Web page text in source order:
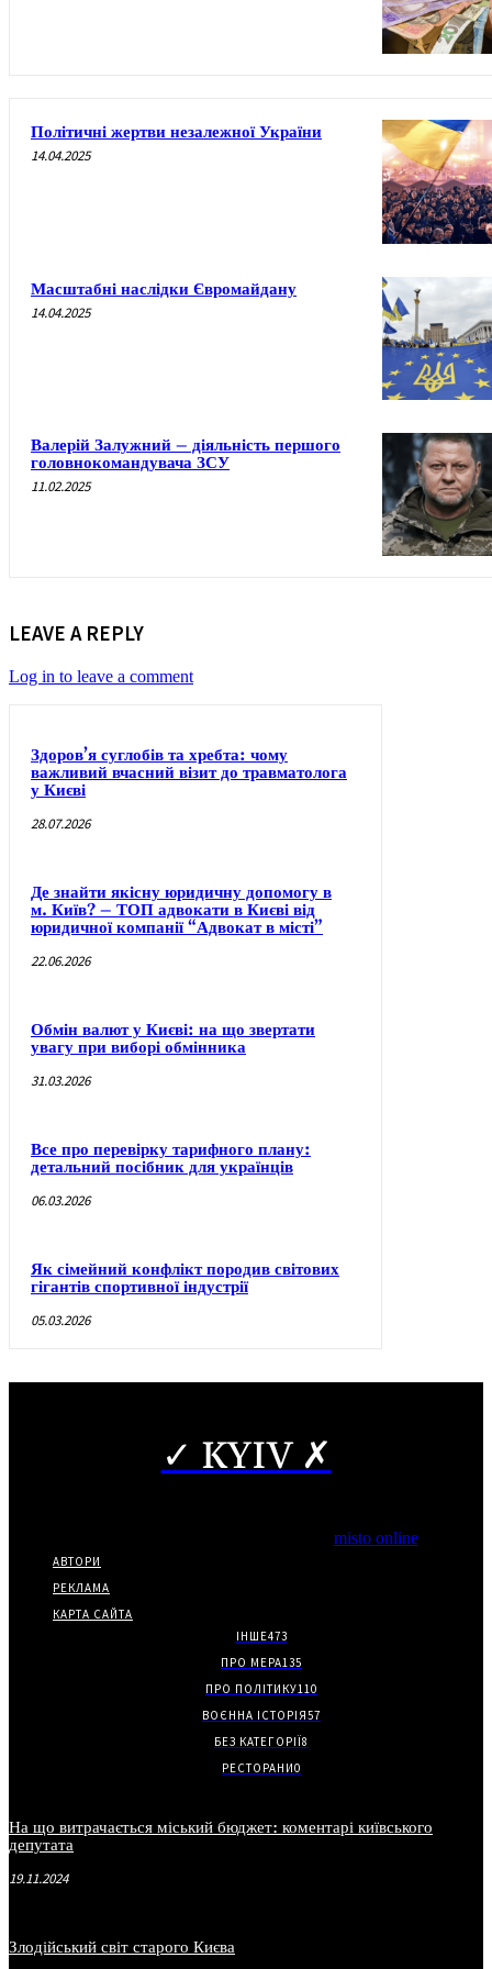
Політичні жертви незалежної України
14.04.2025
Масштабні наслідки Євромайдану
14.04.2025
Валерій Залужний – діяльність першого
головнокомандувача ЗСУ
11.02.2025
LEAVE A REPLY
Log in to leave a comment
Здоров’я суглобів та хребта: чому
важливий вчасний візит до травматолога
у Києві
28.07.2026
Де знайти якісну юридичну допомогу в
м. Київ? – ТОП адвокати в Києві від
юридичної компанії “Адвокат в місті”
22.06.2026
Обмін валют у Києві: на що звертати
увагу при виборі обмінника
31.03.2026
Все про перевірку тарифного плану:
детальний посібник для українців
06.03.2026
Як сімейний конфлікт породив світових
гігантів спортивної індустрії
05.03.2026
✓ KYIV ✗
misto online
АВТОРИ
РЕКЛАМА
КАРТА САЙТА
ІНШЕ473
ПРО МЕРА135
ПРО ПОЛІТИКУ110
ВОЄННА ІСТОРІЯ57
БЕЗ КАТЕГОРІЇ8
РЕСТОРАНИ0
На що витрачається міський бюджет: коментарі київського
депутата
19.11.2024
Злодійський світ старого Києва